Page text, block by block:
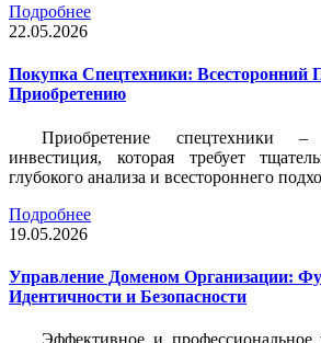
Подробнее
22.05.2026
Покупка Спецтехники: Всесторонний
Приобретению
Приобретение спецтехники –
инвестиция, которая требует
глубокого анализа и всестороннего
Подробнее
19.05.2026
Управление Доменом Организации:
Идентичности и Безопасности